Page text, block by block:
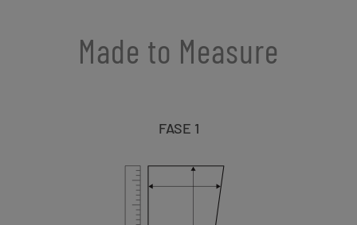
Made to Measure
FASE 1